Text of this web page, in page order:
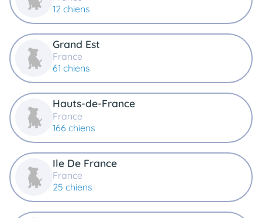
12 chiens
Grand Est
France
61 chiens
Hauts-de-France
France
166 chiens
Ile De France
France
25 chiens